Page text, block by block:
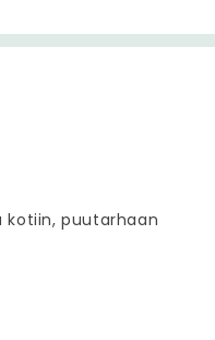
kotiin, puutarhaan